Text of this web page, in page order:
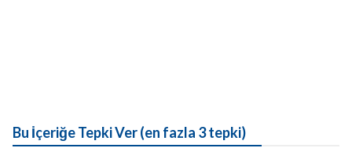
Bu İçeriğe Tepki Ver (en fazla 3 tepki)